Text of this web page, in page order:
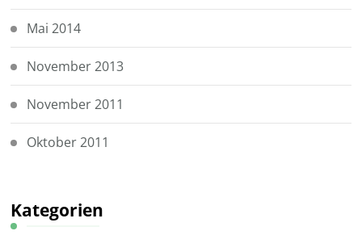
Mai 2014
November 2013
November 2011
Oktober 2011
Kategorien